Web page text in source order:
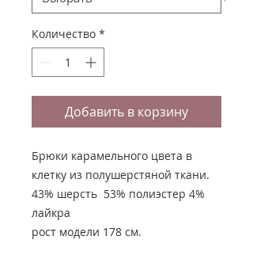
Количество *
Добавить в корзину
Брюки карамельного цвета в
клетку из полушерстяной ткани.
43% шерсть 53% полиэстер 4%
лайкра
рост модели 178 см.